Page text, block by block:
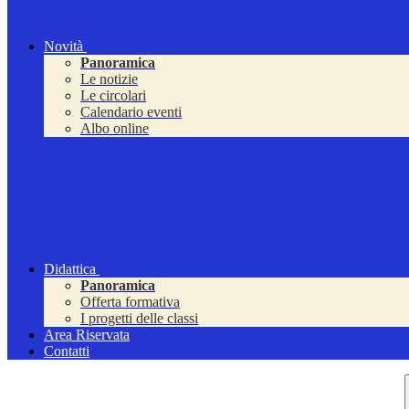
Novità
Panoramica
Le notizie
Le circolari
Calendario eventi
Albo online
Didattica
Panoramica
Offerta formativa
I progetti delle classi
Area Riservata
Contatti